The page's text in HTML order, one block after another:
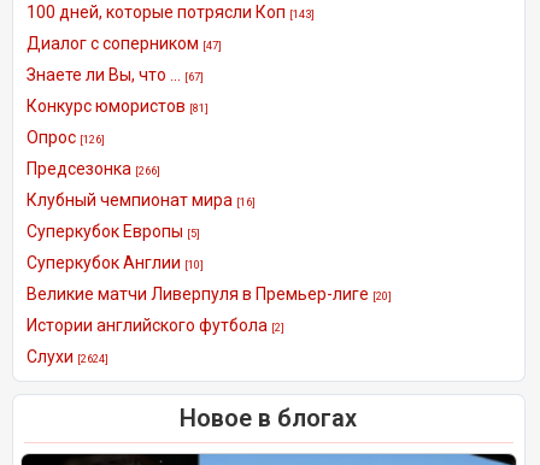
100 дней, которые потрясли Коп [143]
Диалог с соперником [47]
Знаете ли Вы, что ... [67]
Конкурс юмористов [81]
Опрос [126]
Предсезонка [266]
Клубный чемпионат мира [16]
Суперкубок Европы [5]
Суперкубок Англии [10]
Великие матчи Ливерпуля в Премьер-лиге [20]
Истории английского футбола [2]
Слухи [2624]
Новое в блогах